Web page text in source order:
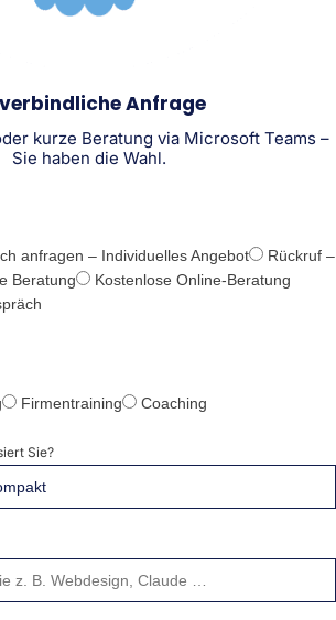
Anfrage
kurze Beratung via Microsoft Teams –
Sie haben die Wahl.
anfragen – Individuelles Angebot
Rückruf –
Beratung
Kostenlose Online-Beratung
Firmentraining Coaching
Sie?